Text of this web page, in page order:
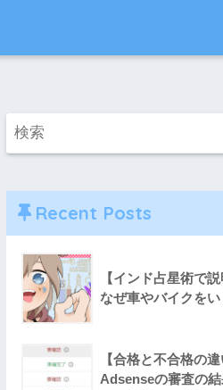
Recent Posts
【インド占星術で
なぜ車やバイクをい
【合格と不合格の
Adsenseの審査の